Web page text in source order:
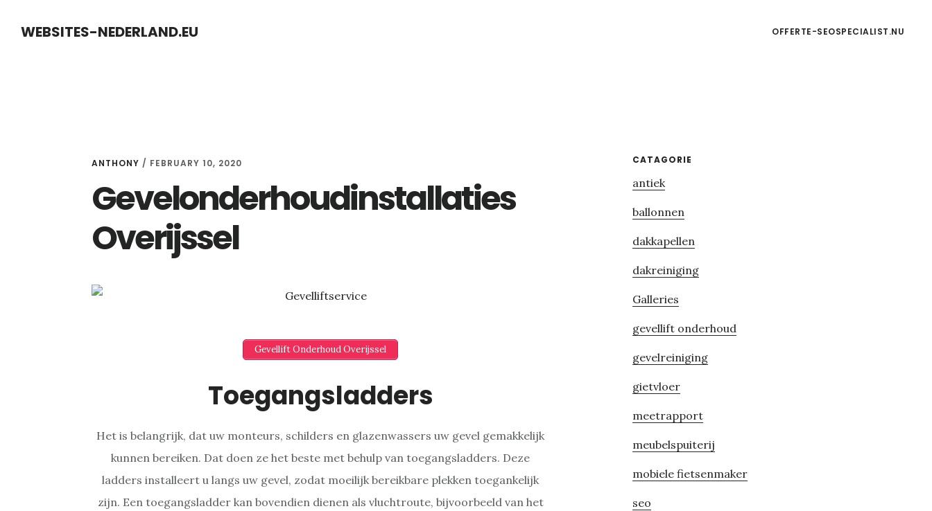
WEBSITES-NEDERLAND.EU OFFERTE-SEOSPECIALIST.NU
ANTHONY / FEBRUARY 10, 2020
Gevelonderhoudinstallaties
Overijssel
Gevellift Onderhoud Overijssel
Toegangsladders
Het is belangrijk, dat uw monteurs, schilders en glazenwassers uw gevel gemakkelijk
kunnen bereiken. Dat doen ze het beste met behulp van toegangsladders. Deze
ladders installeert u langs uw gevel, zodat moeilijk bereikbare plekken toegankelijk
zijn. Een toegangsladder kan bovendien dienen als vluchtroute, bijvoorbeeld van het
Primary
Sidebar
CATAGORIE
antiek
ballonnen
dakkapellen
dakreiniging
Galleries
gevellift onderhoud
gevelreiniging
gietvloer
meetrapport
meubelspuiterij
mobiele fietsenmaker
seo